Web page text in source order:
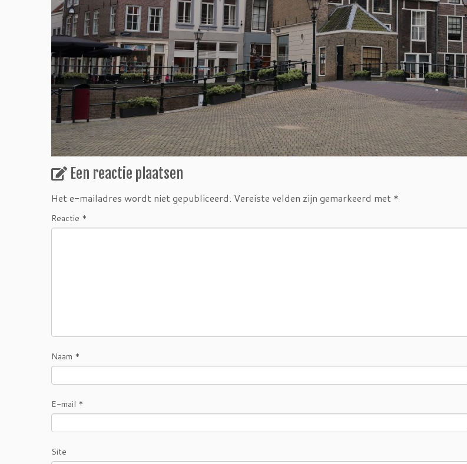
Een reactie plaatsen
Het e-mailadres wordt niet gepubliceerd. Vereiste velden zijn gemarkeerd met *
Reactie *
Naam *
E-mail *
Site